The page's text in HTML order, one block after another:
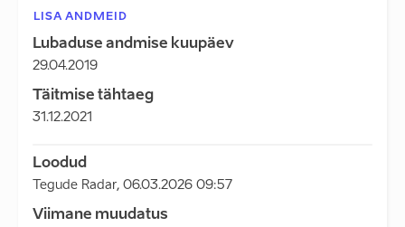
LISA ANDMEID
Lubaduse andmise kuupäev
29.04.2019
Täitmise tähtaeg
31.12.2021
Loodud
Tegude Radar, 06.03.2026 09:57
Viimane muudatus